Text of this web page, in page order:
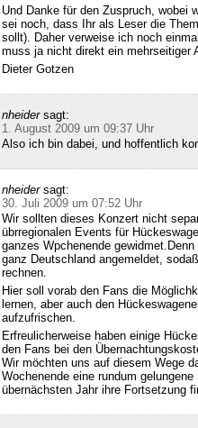
Und Danke für den Zuspruch, wobei
sei noch, dass Ihr als Leser die
sollt). Daher verweise ich noch
muss ja nicht direkt ein mehrseitiger
Dieter Gotzen
nheider sagt:
1. August 2009 um 09:37 Uhr
Also ich bin dabei, und hoffentlich
nheider sagt:
30. Juli 2009 um 07:52 Uhr
Wir sollten dieses Konzert nicht
übrregionalen Events für
ganzes Wpchenende
ganz Deutschland angemeldet,
rechnen.
Hier soll vorab den Fans die
lernen, aber auch den
aufzufrischen.
Erfreulicherweise haben einige
den Fans bei den
Wir möchten uns auf diesem Wege
Wochenende eine rundum
übernächsten Jahr ihre Fortsetzung